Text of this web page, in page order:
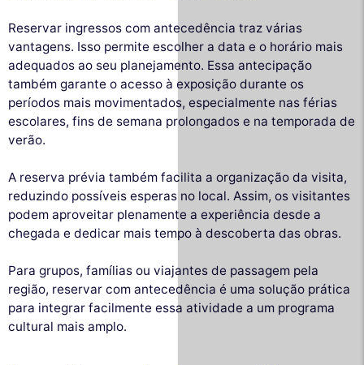
Reservar ingressos com antecedência traz várias
vantagens. Isso permite escolher a data e o horário mais
adequados ao seu planejamento. Essa antecipação
também garante o acesso à exposição durante os
períodos mais movimentados, especialmente nas férias
escolares, fins de semana prolongados e na temporada de
verão.
A reserva prévia também facilita a organização da visita,
reduzindo possíveis esperas no local. Assim, os visitantes
podem aproveitar plenamente a experiência desde a
chegada e dedicar mais tempo à descoberta das obras.
Para grupos, famílias ou viajantes de passagem pela
região, reservar com antecedência é uma solução prática
para integrar facilmente essa atividade a um programa
cultural mais amplo.